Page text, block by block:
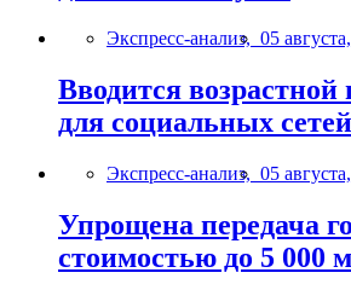
Экспресс-анализ, 05
Вводится возрастной
для социальных сетей
Экспресс-анализ, 05
Упрощена передача
стоимостью до 5 000